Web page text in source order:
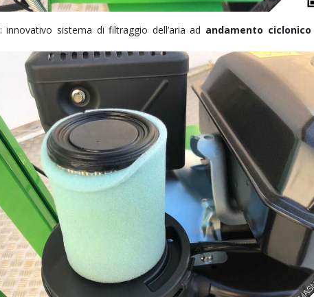
: innovativo sistema di filtraggio dell’aria ad andamento ciclonico